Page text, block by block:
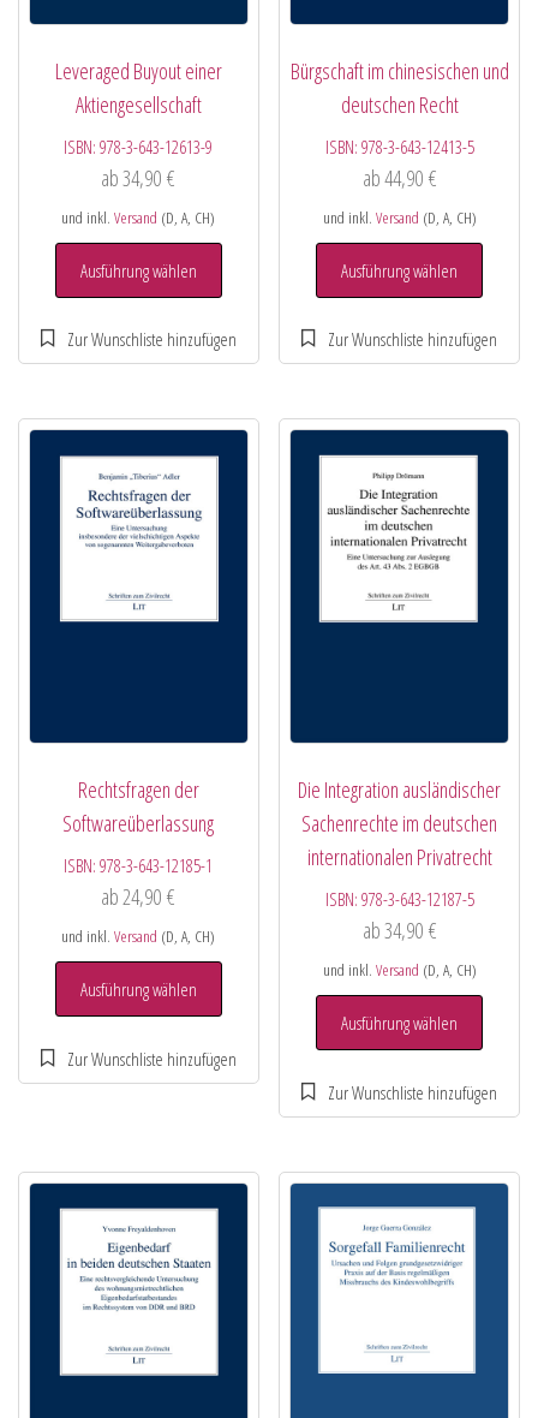
Leveraged Buyout einer
Aktiengesellschaft
ISBN:978-3-643-12613-9
ab34,90€
und inkl.Versand (D, A, CH)
Ausführung wählen
Bürgschaft im chinesischen und
deutschen Recht
ISBN: 978-3-643-12413-5
ab44,90 €
und inkl. Versand (D, A, CH)
Ausführung wählen
Rechtsfragen der
Softwareüberlassung
ISBN:978-3-643-12185-1
ab24,90€
und inkl.Versand (D, A, CH)
Ausführung wählen
Die Integration ausländischer
Sachenrechte im deutschen
internationalen Privatrecht
ISBN: 978-3-643-12187-5
ab34,90 €
und inkl. Versand (D, A, CH)
Ausführung wählen